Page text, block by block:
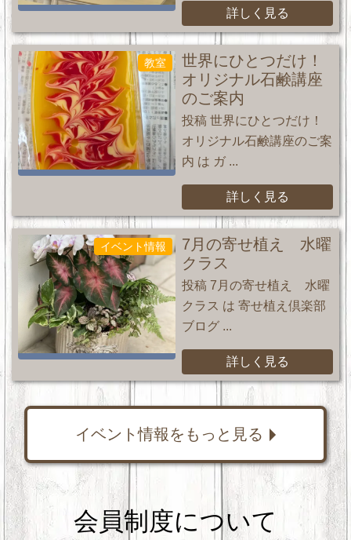
詳しく見る
教室
世界にひとつだけ！
オリジナル石鹸講座
のご案内
投稿 世界にひとつだけ！
オリジナル石鹸講座のご案
内 は ガ ...
詳しく見る
イベント情報
7月の寄せ植え 水曜
クラス
投稿 7月の寄せ植え 水曜
クラス は 寄せ植え倶楽部
ブログ ...
詳しく見る
イベント情報をもっと見る
会員制度について